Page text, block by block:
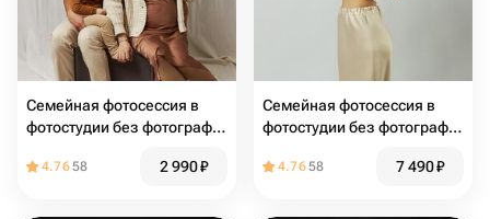
Семейная фотосессия в
фотостудии без фотографа
4.7658 2 990₽
Семейная фотосессия в
фотостудии без фотографа
4.7658 7 490₽